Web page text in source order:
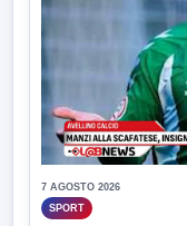
7 AGOSTO 2026
SPORT